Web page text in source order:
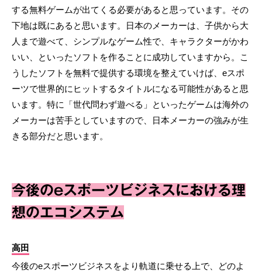
する無料ゲームが出てくる必要があると思っています。その
下地は既にあると思います。日本のメーカーは、子供から大
人まで遊べて、シンプルなゲーム性で、キャラクターがかわ
いい、といったソフトを作ることに成功していますから。こ
うしたソフトを無料で提供する環境を整えていけば、eスポ
ーツで世界的にヒットするタイトルになる可能性があると思
います。特に「世代問わず遊べる」といったゲームは海外の
メーカーは苦手としていますので、日本メーカーの強みが生
きる部分だと思います。
今後のeスポーツビジネスにおける理
想のエコシステム
高田
今後のeスポーツビジネスをより軌道に乗せる上で、どのよ